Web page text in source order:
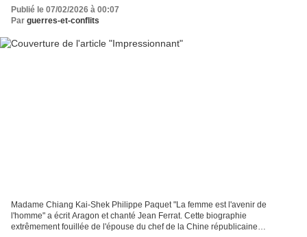
Publié le 07/02/2026 à 00:07
Par guerres-et-conflits
Madame Chiang Kai-Shek Philippe Paquet "La femme est l'avenir de
l'homme" a écrit Aragon et chanté Jean Ferrat. Cette biographie
extrêmement fouillée de l'épouse du chef de la Chine républicaine